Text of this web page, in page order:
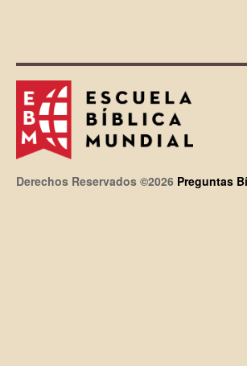
Derechos Reservados ©2026 Preguntas